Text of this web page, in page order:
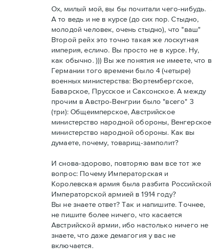
Ох, милый мой, вы бы почитали чего-нибудь.
А то ведь и не в курсе (до сих пор. Стыдно,
молодой человек, очень стыдно), что "ваш"
Второй рейх это точно такая же лоскутная
империя, есличо. Вы просто не в курсе. Ну,
как обычно. ))) Вы же понятия не имеете, что в
Германии того времени было 4 (четыре)
военных министерства: Вюртембергское,
Баварское, Прусское и Саксонское. А между
прочим в Австро-Венгрии было "всего" 3
(три): Общеимперское, Австрийское
министерство народной обороны, Венгерское
министерство народной обороны. Как вы
думаете, почему, товарищ-замполит?
И снова-здорово, повторяю вам все тот же
вопрос: Почему Императорская и
Королевская армия была разбита Российской
Императорской армией в 1914 году?
Вы не знаете ответ? Так и напишите. Точнее,
не пишите более ничего, что касается
Австрийской армии, ибо настолько ничего не
знаете, что даже демагогия у вас не
включается.